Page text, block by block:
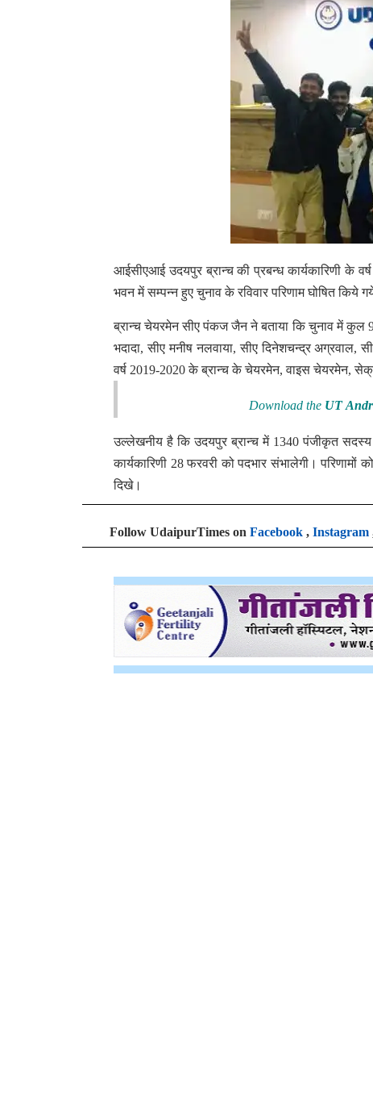
आईसीएआई उदयपुर ब्रान्च की प्रबन्ध कार्यकारिणी के
भवन में सम्पन्न हुए चुनाव के रविवार परिणाम घोषित किये
ब्रान्च चेयरमेन सीए पंकज जैन ने बताया कि चुनाव में कुल 9
भदादा, सीए मनीष नलवाया, सीए दिनेशचन्द्र अग्रवाल,
वर्ष 2019-2020 के ब्रान्च के चेयरमेन, वाइस चेयरमेन,
Download the UT
उल्लेखनीय है कि उदयपुर ब्रान्च में 1340 पंजीकृत
कार्यकारिणी 28 फरवरी को पदभार संभालेगी।
दिखे।
Follow UdaipurTimes on Facebook , Instagram